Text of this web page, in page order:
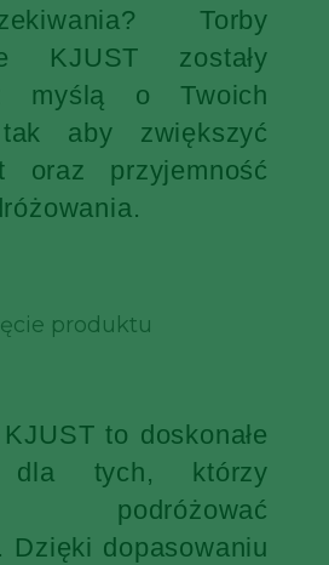
Torby
KJUST zostały
myślą o Twoich
aby zwiększyć
oraz przyjemność
to doskonałe
dla tych, którzy
podróżować
Dzięki dopasowaniu